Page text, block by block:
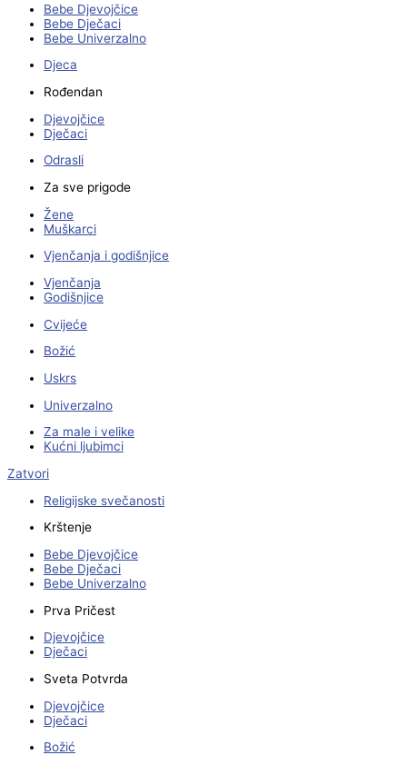
Bebe Djevojčice
Bebe Dječaci
Bebe Univerzalno
Djeca
Rođendan
Djevojčice
Dječaci
Odrasli
Za sve prigode
Žene
Muškarci
Vjenčanja i godišnjice
Vjenčanja
Godišnjice
Cvijeće
Božić
Uskrs
Univerzalno
Za male i velike
Kućni ljubimci
Zatvori
Religijske svečanosti
Krštenje
Bebe Djevojčice
Bebe Dječaci
Bebe Univerzalno
Prva Pričest
Djevojčice
Dječaci
Sveta Potvrda
Djevojčice
Dječaci
Božić